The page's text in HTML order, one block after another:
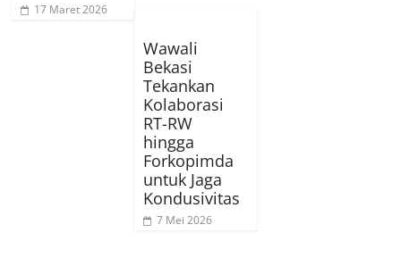
17 Maret 2026
Wawali
Bekasi
Tekankan
Kolaborasi
RT-RW
hingga
Forkopimda
untuk Jaga
Kondusivitas
7 Mei 2026